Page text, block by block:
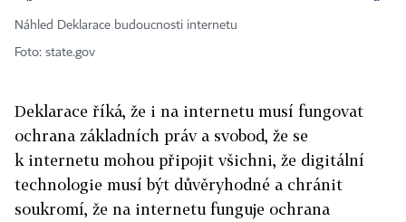
Náhled Deklarace budoucnosti internetu
Foto: state.gov
Deklarace říká, že i na internetu musí fungovat
ochrana základních práv a svobod, že se
k internetu mohou připojit všichni, že digitální
technologie musí být důvěryhodné a chránit
soukromí, že na internetu funguje ochrana